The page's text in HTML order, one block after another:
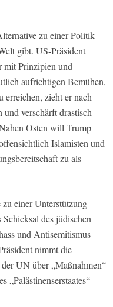
zu einer Politik
gibt. US-Präsident
mit Prinzipien und
aufrichtigen Bemühen,
zieht er nach
verschärft drastisch
Osten will Trump
Islamisten und
zu als
einer Unterstützung
des jüdischen
und Antisemitismus
nimmt die
UN über „Maßnahmen“
„Palästinenserstaates“